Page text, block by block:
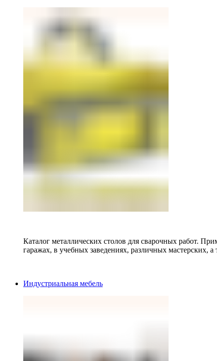
Каталог металлических столов для сварочных работ.
гаражах, в учебных заведениях, различных мастерских, а
Индустриальная мебель